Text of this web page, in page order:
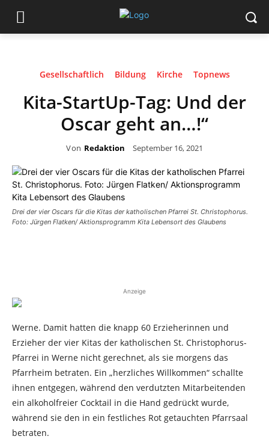
Gesellschaftlich Bildung Kirche Topnews
Kita-StartUp-Tag: Und der
Oscar geht an…!“
Von Redaktion September 16, 2021
Drei der vier Oscars für die Kitas der katholischen Pfarrei St. Christophorus.
Foto: Jürgen Flatken/ Aktionsprogramm Kita Lebensort des Glaubens
Anzeige
Werne. Damit hatten die knapp 60 Erzieherinnen und
Erzieher der vier Kitas der katholischen St. Christophorus-
Pfarrei in Werne nicht gerechnet, als sie morgens das
Pfarrheim betraten. Ein „herzliches Willkommen“ schallte
ihnen entgegen, während den verdutzten Mitarbeitenden
ein alkoholfreier Cocktail in die Hand gedrückt wurde,
während sie den in ein festliches Rot getauchten Pfarrsaal
betraten.